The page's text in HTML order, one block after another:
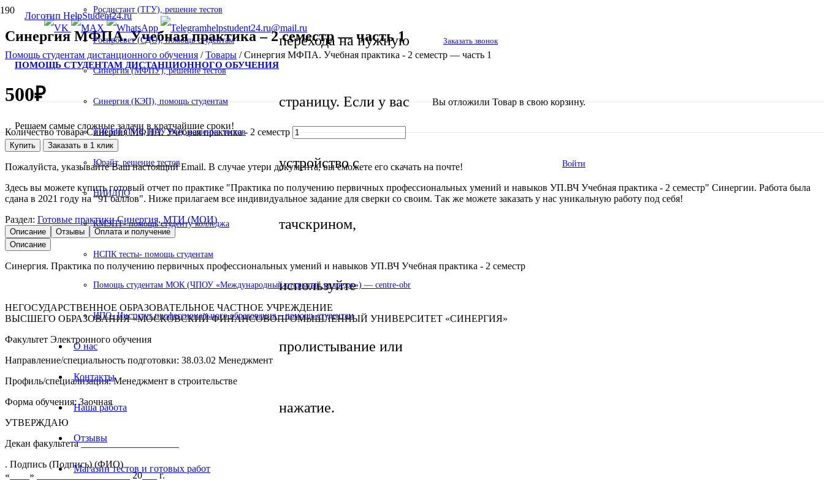
helpstudent24.ru@mail.ru
ПОМОЩЬ СТУДЕНТАМ ДИСТАНЦИОННОГО ОБУЧЕНИЯ
Решаем самые сложные задачи в кратчайшие сроки!
перехода на нужную
страницу. Если у вас
устройство с
тачскрином,
используйте
пролистывание или
нажатие.
Заказать звонок
Вы отложили Товар в свою корзину.
Войти
Росдистант (ТГУ), решение тестов
Роспросвет (СДО), помощь студентам
Синергия (МФПУ), решение тестов
Синергия (КЭП), помощь студентам
ТИСБИ (ТИБ, НОУ ВО), решение тестов
Юрайт, решение тестов
НИИДПО
КМЭПТ- помощь студенту колледжа
НСПК тесты- помощь студентам
Помощь студентам МОК (ЧПОУ «Международный открытый колледж») — centre-obr
ИПО- Институт профессионального образования – помощь студентам
О нас
Контакты
Наша работа
Отзывы
Магазин тестов и готовых работ
Синергия МФПА. Учебная практика – 2 семестр — часть 1
Помощь студентам дистанционного обучения /Товары /Синергия МФПА. Учебная практика - 2 семестр — часть 1
500₽
Количество товара Синергия МФПА. Учебная практика - 2 семестр
Купить Заказать в 1 клик
Пожалуйста, указывайте Ваш настоящий Email. В случае утери документа, вы сможете его скачать на почте!
Здесь вы можете купить готовый отчет по практике "Практика по получению первичных профессиональных умений и навыков УП.ВЧ Учебная практика - 2 семестр" Синергии. Работа была
сдана в 2021 году на "91 баллов". Ниже прилагаем все индивидуальное задание для сверки со своим. Так же можете заказать у нас уникальную работу под себя!
Раздел: Готовые практики Синергия, МТИ (МОИ)
Описание Отзывы
Оплата и получение
Описание
Синергия. Практика по получению первичных профессиональных умений и навыков УП.ВЧ Учебная практика - 2 семестр
НЕГОСУДАРСТВЕННОЕ ОБРАЗОВАТЕЛЬНОЕ ЧАСТНОЕ УЧРЕЖДЕНИЕ
ВЫСШЕГО ОБРАЗОВАНИЯ «МОСКОВСКИЙ ФИНАНСОВОПРОМЫШЛЕННЫЙ УНИВЕРСИТЕТ «СИНЕРГИЯ»
Факультет Электронного обучения
Направление/специальность подготовки: 38.03.02 Менеджмент
Профиль/специализация: Менеджмент в строительстве
Форма обучения: Заочная
УТВЕРЖДАЮ
Декан факультета ____________________
. Подпись (Подпись) (ФИО)
«____» ___________________ 20___ г.